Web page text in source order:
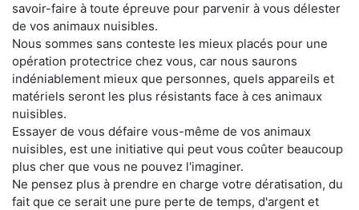
savoir-faire à toute épreuve pour parvenir à vous délester
de vos animaux nuisibles.
Nous sommes sans conteste les mieux placés pour une
opération protectrice chez vous, car nous saurons
indéniablement mieux que personnes, quels appareils et
matériels seront les plus résistants face à ces animaux
nuisibles.
Essayer de vous défaire vous-même de vos animaux
nuisibles, est une initiative qui peut vous coûter beaucoup
plus cher que vous ne pouvez l'imaginer.
Ne pensez plus à prendre en charge votre dératisation, du
fait que ce serait une pure perte de temps, d'argent et